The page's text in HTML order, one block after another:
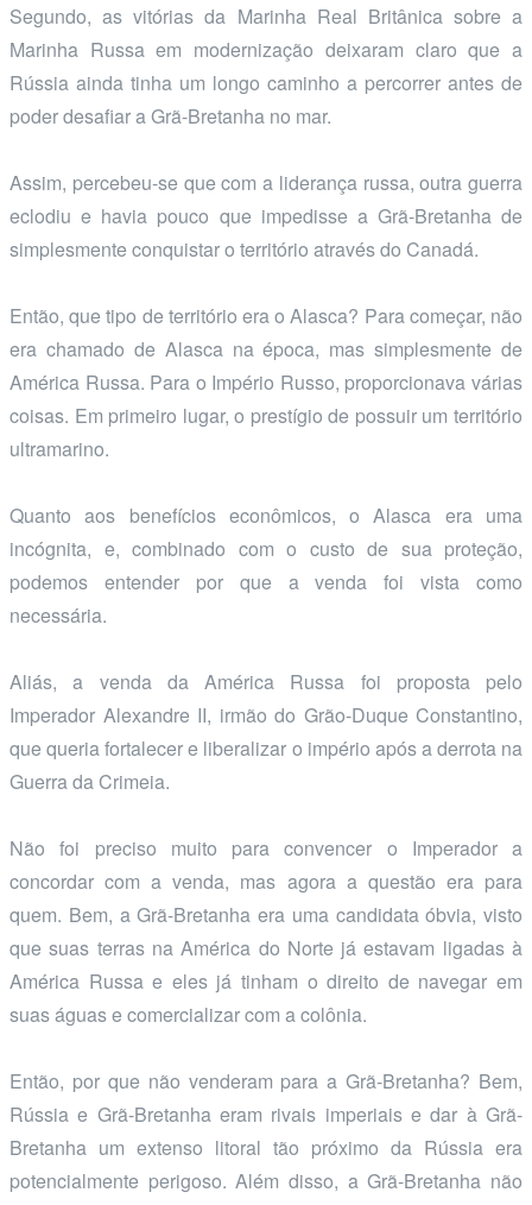
Segundo, as vitórias da Marinha Real Britânica sobre a
Marinha Russa em modernização deixaram claro que a
Rússia ainda tinha um longo caminho a percorrer antes de
poder desafiar a Grã-Bretanha no mar.
Assim, percebeu-se que com a liderança russa, outra guerra
eclodiu e havia pouco que impedisse a Grã-Bretanha de
simplesmente conquistar o território através do Canadá.
Então, que tipo de território era o Alasca? Para começar, não
era chamado de Alasca na época, mas simplesmente de
América Russa. Para o Império Russo, proporcionava várias
coisas. Em primeiro lugar, o prestígio de possuir um território
ultramarino.
Quanto aos benefícios econômicos, o Alasca era uma
incógnita, e, combinado com o custo de sua proteção,
podemos entender por que a venda foi vista como
necessária.
Aliás, a venda da América Russa foi proposta pelo
Imperador Alexandre II, irmão do Grão-Duque Constantino,
que queria fortalecer e liberalizar o império após a derrota na
Guerra da Crimeia.
Não foi preciso muito para convencer o Imperador a
concordar com a venda, mas agora a questão era para
quem. Bem, a Grã-Bretanha era uma candidata óbvia, visto
que suas terras na América do Norte já estavam ligadas à
América Russa e eles já tinham o direito de navegar em
suas águas e comercializar com a colônia.
Então, por que não venderam para a Grã-Bretanha? Bem,
Rússia e Grã-Bretanha eram rivais imperiais e dar à Grã-
Bretanha um extenso litoral tão próximo da Rússia era
potencialmente perigoso. Além disso, a Grã-Bretanha não